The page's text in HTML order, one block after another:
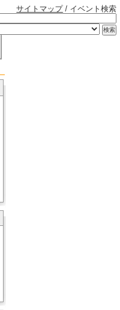
サイトマップ/ イベント検索